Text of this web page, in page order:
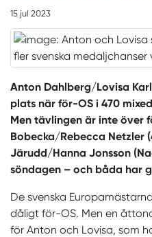
15 jul 2023
Anton Dahlberg/Lovisa
plats när för-OS i 470
Men tävlingen är inte över
Bobecka/Rebecca Netzler
Järudd/Hanna Jonsson
söndagen – och båda har
De svenska
dåligt för-OS. Men en
för Anton och Lovisa, som